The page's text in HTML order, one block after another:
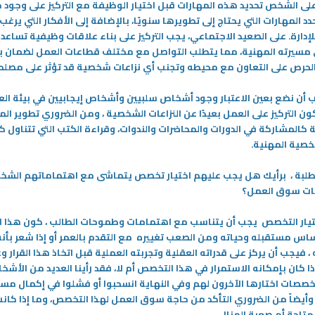
العامة للتعليم التطبيقي
تعزيز التوافق بين
ومعاهدها واحتياجات
وخلق فرص عمل تتناسب
حرصت الهيئة العامة للتعليم التطبيقي
والتدريب منذ تأسيسها في عام 1982م
كمؤسسة تعليمية على تسخير كافة
الإمكانيات لتهيئة البيئة المناسبة
المزيد
الشخص تحديد هذه المهارات قبل اختيار الوظيفة مع التركيز على
المهارات التي يحتاج إلى تطويرها سنويًا، بالإضافة إلى الأفكار التي
على الصعيد الاجتماعي، يجب التركيز على بناء علاقات وظيفية
مسيرته المهنية، مما يتطلب التواصل مع مختلف قطاعات العمل لضمان
على التعاون مع محيطه وتجنب أي نزاعات شخصية قد تؤثر على
أن نضع بعين الاعتبار وجود أشخاص سلبيين وأشخاص إيجابيين في بيئة
التركيز على العمل بعيدًا عن النزاعات الشخصية ، ومن الضروري تطوير
كالمشاركة في الدورات والمحاضرات والندوات، وقراءة الكتب التي تتناول
المهنية.
، برأيك هل يجب عليهم اختيار تخصص يتماشى مع اهتماماتهم
سوق العمل؟
التخصص يجب أن يتناسب مع اهتمامات وطموحات الطالب ، كون
مستقبله وحياته ومن الصعب تغييره مع التقدم بالعمر أو إذا شعر
فيجب أن يركز على قدراته العقلية وتجربته العملية قبل اتخاذ هذا القرار
كان بإمكانه الاستمرار في هذا التخصص أم لا، فقد رأينا العديد من
اختارها الآخرون لهم وفي النهاية انسحبوا أو فشلوا في إكمال
وأيضاً من الضروري التأكد من حاجة سوق العمل لهذا التخصص، وما إذا